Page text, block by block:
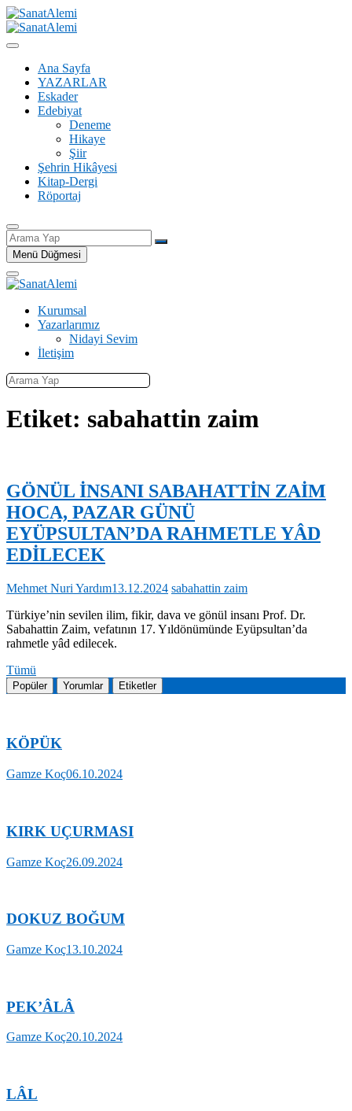
İçeriğe
geç
SanatAlemi
Ana Sayfa
YAZARLAR
Eskader
Edebiyat
Deneme
Hikaye
Şiir
Şehrin Hikâyesi
Kitap-Dergi
Röportaj
Arama
YapMenü Düğmesi
Kurumsal
Yazarlarımız
Nidayi Sevim
İletişim
Etiket: sabahattin zaim
GÖNÜL İNSANI SABAHATTİN ZAİM
HOCA, PAZAR GÜNÜ
EYÜPSULTAN’DA RAHMETLE YÂD
EDİLECEK
Mehmet Nuri Yardım13.12.2024 sabahattin zaim
Türkiye’nin sevilen ilim, fikir, dava ve gönül insanı Prof. Dr.
Sabahattin Zaim, vefatının 17. Yıldönümünde Eyüpsultan’da
rahmetle yâd edilecek.
Tümü
İNSANI
SABAHATTİN
PAZAR
GÜNÜ
EYÜPSULTAN’DA
RAHMETLE
Popüler Yorumlar Etiketler
KÖPÜK
Gamze Koç06.10.2024
KIRK UÇURMASI
Gamze Koç26.09.2024
DOKUZ BOĞUM
Gamze Koç13.10.2024
PEK’ÂLÂ
Gamze Koç20.10.2024
LÂL